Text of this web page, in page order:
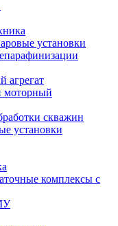
установки
агрегат
скважин
установки
комплексы с